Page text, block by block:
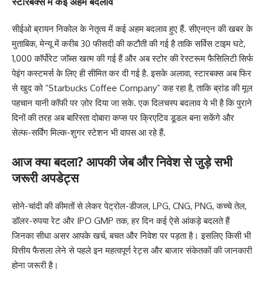
सीईओ ब्रायन निकोल के नेतृत्व में कई अहम बदलाव हुए हैं. सीएनएन की खबर के
मुताबिक, मेन्यू में करीब 30 फीसदी की कटौती की गई है ताकि सर्विस टाइम घटे,
1,000 कॉर्पोरेट जॉब्स खत्म की गई हैं और अब स्टोर की रेस्टरूम फैसिलिटी सिर्फ
पेइंग कस्टमर्स के लिए ही सीमित कर दी गई है. इसके अलावा, स्टारबक्स अब फिर
से खुद को “Starbucks Coffee Company” कह रहा है, ताकि ब्रांड की मूल
पहचान यानी कॉफी पर ज़ोर दिया जा सके. एक दिलचस्प बदलाव ये भी है कि पुराने
दिनों की तरह अब बारिस्ता दोबारा कप्स पर क्रिएटिव डूडल बना सकेंगे और
सेल्फ-सर्विंग मिल्क-शुगर स्टेशन भी वापस आ रहे हैं.
आज क्या बदला? आपकी जेब और निवेश से जुड़े सभी
जरूरी अपडेट्स
सोने-चांदी की कीमतों से लेकर पेट्रोल-डीजल, LPG, CNG, PNG, कच्चे तेल,
डॉलर-रुपया रेट और IPO GMP तक, हर दिन कई ऐसे आंकड़े बदलते हैं
जिनका सीधा असर आपके खर्च, बचत और निवेश पर पड़ता है। इसलिए किसी भी
वित्तीय फैसला लेने से पहले इन महत्वपूर्ण रेट्स और बाजार संकेतकों की जानकारी
होना जरूरी है।